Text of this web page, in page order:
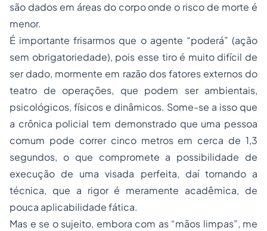
são dados em áreas do corpo onde o risco de morte é
menor.
É importante frisarmos que o agente “poderá” (ação
sem obrigatoriedade), pois esse tiro é muito difícil de
ser dado, mormente em razão dos fatores externos do
teatro de operações, que podem ser ambientais,
psicológicos, físicos e dinâmicos. Some-se a isso que
a crônica policial tem demonstrado que uma pessoa
comum pode correr cinco metros em cerca de 1,3
segundos, o que compromete a possibilidade de
execução de uma visada perfeita, daí tornando a
técnica, que a rigor é meramente acadêmica, de
pouca aplicabilidade fática.
Mas e se o sujeito, embora com as “mãos limpas”, me